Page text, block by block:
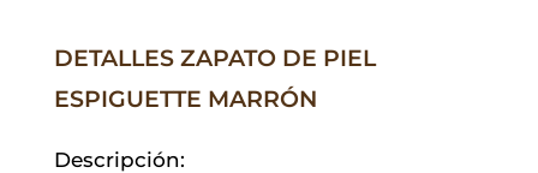
cantidad
DETALLES ZAPATO DE PIEL
ESPIGUETTE MARRÓN
Descripción: